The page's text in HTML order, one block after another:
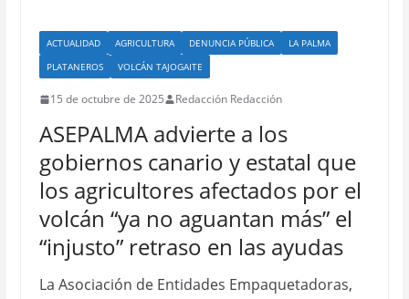
ACTUALIDAD AGRICULTURA DENUNCIA PÚBLICA
LA PALMA
PLATANEROS
VOLCÁN TAJOGAITE
15 de octubre de 2025 Redacción Redacción
ASEPALMA advierte a los
gobiernos canario y estatal que
los agricultores afectados por el
volcán “ya no aguantan más” el
“injusto” retraso en las ayudas
La Asociación de Entidades Empaquetadoras,